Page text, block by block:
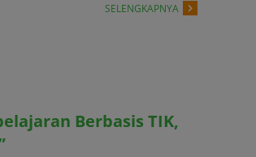
SELENGKAPNYA
Berbasis TIK,